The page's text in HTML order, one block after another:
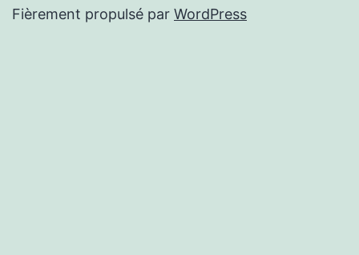
Fièrement propulsé par WordPress